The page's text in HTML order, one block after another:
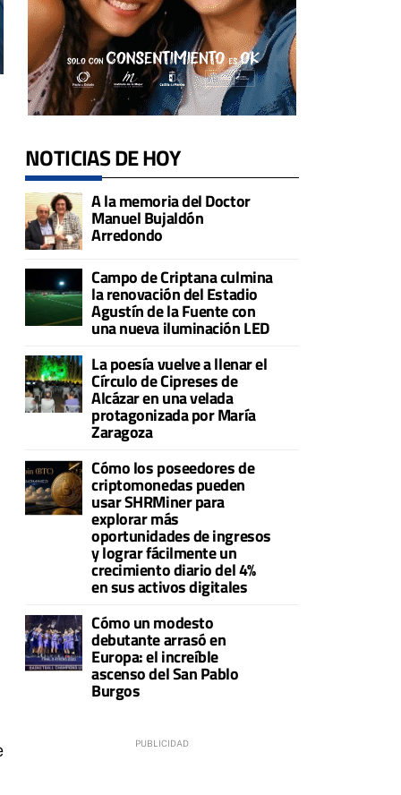
NOTICIAS DE HOY
A la memoria del Doctor
Manuel Bujaldón
Arredondo
Campo de Criptana culmina
la renovación del Estadio
Agustín de la Fuente con
una nueva iluminación LED
La poesía vuelve a llenar el
Círculo de Cipreses de
Alcázar en una velada
protagonizada por María
Zaragoza
Cómo los poseedores de
criptomonedas pueden
usar SHRMiner para
explorar más
oportunidades de ingresos
y lograr fácilmente un
crecimiento diario del 4%
en sus activos digitales
Cómo un modesto
debutante arrasó en
Europa: el increíble
ascenso del San Pablo
Burgos